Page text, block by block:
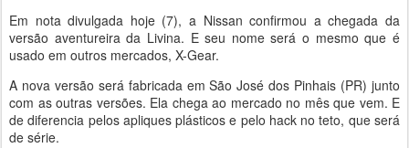
Em nota divulgada hoje (7), a Nissan confirmou a chegada da
versão aventureira da Livina. E seu nome será o mesmo que é
usado em outros mercados, X-Gear.
A nova versão será fabricada em São José dos Pinhais (PR) junto
com as outras versões. Ela chega ao mercado no mês que vem. E
de diferencia pelos apliques plásticos e pelo hack no teto, que será
de série.